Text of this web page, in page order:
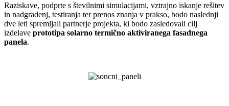
Raziskave, podprte s številnimi simulacijami, vztrajno iskanje rešitev
in nadgradenj, testiranja ter prenos znanja v prakso, bodo naslednji
dve leti spremljali partnerje projekta, ki bodo zasledovali cilj
izdelave prototipa solarno termično aktiviranega fasadnega
panela.